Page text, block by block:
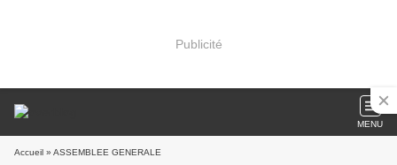
Publicité
MENU
Accueil » ASSEMBLEE GENERALE